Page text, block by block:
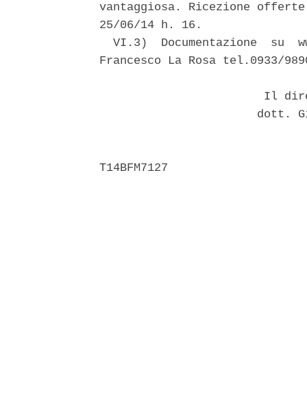
vantaggiosa. Ricezione
25/06/14 h. 16.
VI.3)  Documentazione  su
Francesco La Rosa tel.0933/
Il
dott.